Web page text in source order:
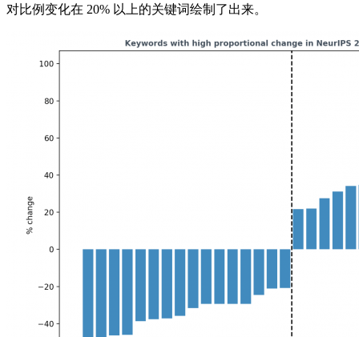
对比例变化在 20% 以上的关键词绘制了出来。